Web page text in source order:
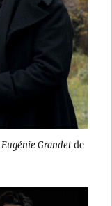
Eugénie Grandetde